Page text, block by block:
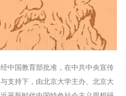
中国教育部批准，在中共中央宣传
支持下，由北京大学主办、北京大